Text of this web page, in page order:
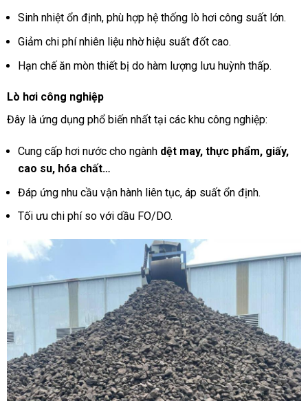
Sinh nhiệt ổn định, phù hợp hệ thống lò hơi công suất lớn.
Giảm chi phí nhiên liệu nhờ hiệu suất đốt cao.
Hạn chế ăn mòn thiết bị do hàm lượng lưu huỳnh thấp.
Lò hơi công nghiệp
Đây là ứng dụng phổ biến nhất tại các khu công nghiệp:
Cung cấp hơi nước cho ngành dệt may, thực phẩm, giấy,
cao su, hóa chất…
Đáp ứng nhu cầu vận hành liên tục, áp suất ổn định.
Tối ưu chi phí so với dầu FO/DO.